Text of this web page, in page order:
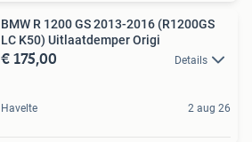
BMW R 1200 GS 2013-2016 (R1200GS
LC K50) Uitlaatdemper Origi
€ 175,00 Details
Havelte 2 aug 26